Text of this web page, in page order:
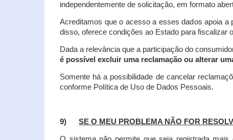
independentemente de solicitação, em formato
Acreditamos que o acesso a esses dados apoia a
disso, oferece condições ao Estado para fiscalizar
Dada a relevância que a participação do
é possível excluir uma reclamação ou alterar
Somente há a possibilidade de cancelar
conforme Política de Uso de Dados Pessoais.
9) SE O MEU PROBLEMA NÃO FOR